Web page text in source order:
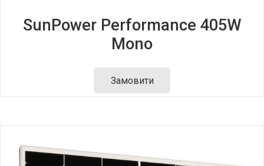
SunPower Performance 405W
Mono
Замовити